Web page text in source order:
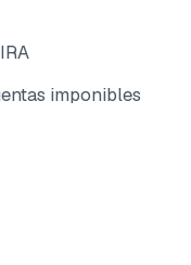
imponibles